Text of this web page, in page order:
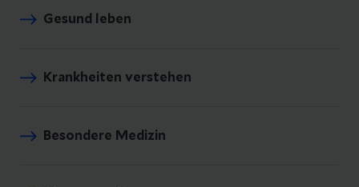
Gesund leben
Krankheiten verstehen
Besondere Medizin